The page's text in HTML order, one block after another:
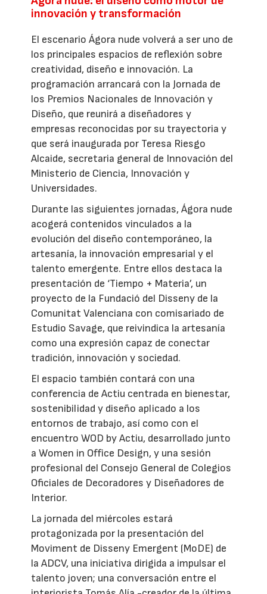
innovación y transformación
El escenario Ágora nude volverá a ser uno de
los principales espacios de reflexión sobre
creatividad, diseño e innovación. La
programación arrancará con la Jornada de
los Premios Nacionales de Innovación y
Diseño, que reunirá a diseñadores y
empresas reconocidas por su trayectoria y
que será inaugurada por Teresa Riesgo
Alcaide, secretaria general de Innovación del
Ministerio de Ciencia, Innovación y
Universidades.
Durante las siguientes jornadas, Ágora nude
acogerá contenidos vinculados a la
evolución del diseño contemporáneo, la
artesanía, la innovación empresarial y el
talento emergente. Entre ellos destaca la
presentación de ‘Tiempo + Materia’, un
proyecto de la Fundació del Disseny de la
Comunitat Valenciana con comisariado de
Estudio Savage, que reivindica la artesanía
como una expresión capaz de conectar
tradición, innovación y sociedad.
El espacio también contará con una
conferencia de Actiu centrada en bienestar,
sostenibilidad y diseño aplicado a los
entornos de trabajo, así como con el
encuentro WOD by Actiu, desarrollado junto
a Women in Office Design, y una sesión
profesional del Consejo General de Colegios
Oficiales de Decoradores y Diseñadores de
Interior.
La jornada del miércoles estará
protagonizada por la presentación del
Moviment de Disseny Emergent (MoDE) de
la ADCV, una iniciativa dirigida a impulsar el
talento joven; una conversación entre el